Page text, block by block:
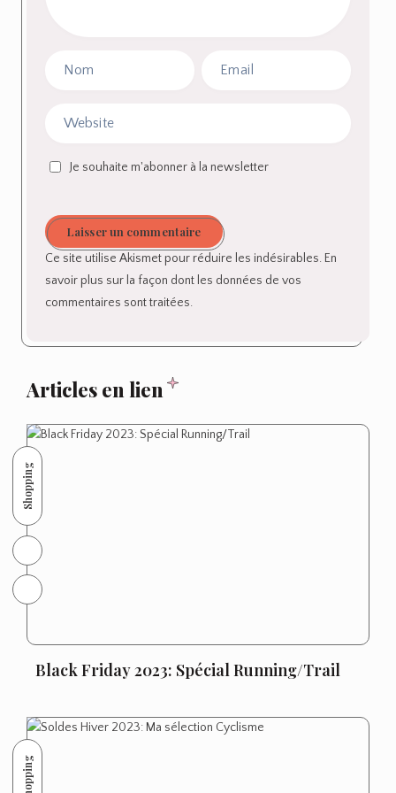
Je souhaite m'abonner à la newsletter
Laisser un commentaire
Ce site utilise Akismet pour réduire les indésirables. En
savoir plus sur la façon dont les données de vos
commentaires sont traitées.
Articles en lien
Shopping
Black Friday 2023: Spécial Running/Trail
Shopping